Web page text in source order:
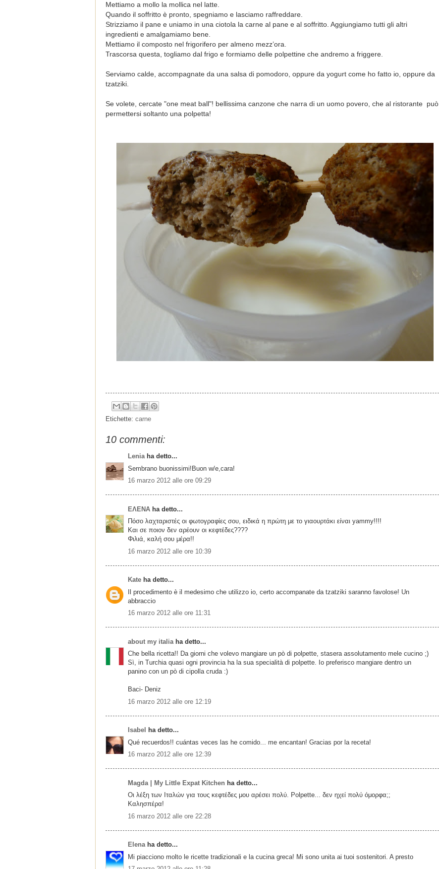
Mettiamo a mollo la mollica nel latte.
Quando il soffritto è pronto, spegniamo e lasciamo raffreddare.
Strizziamo il pane e uniamo in una ciotola la carne al pane e al soffritto. Aggiungiamo tutti gli altri
ingredienti e amalgamiamo bene.
Mettiamo il composto nel frigorifero per almeno mezz’ora.
Trascorsa questa, togliamo dal frigo e formiamo delle polpettine che andremo a friggere.
Serviamo calde, accompagnate da una salsa di pomodoro, oppure da yogurt come ho fatto io, oppure da
tzatziki.
Se volete, cercate "one meat ball "! bellissima canzone che narra di un uomo povero, che al ristorante può
permettersi soltanto una polpetta!
Etichette: carne
10 commenti:
Leniaha detto...
Sembrano buonissimi!Buon w/e,cara!
16 marzo 2012 alle ore 09:29
ΕΛΕΝΑ ha detto...
Πόσο λαχταριστές οι φωτογραφίες σου, ειδικά η πρώτη με το γιαουρτάκι είναι yammy!!!!
Και σε ποιον δεν αρέουν οι κεφτέδες????
Φιλιά, καλή σου μέρα!!
16 marzo 2012 alle ore 10:39
Kate ha detto...
Il procedimento è il medesimo che utilizzo io, certo accompanate da tzatziki saranno favolose! Un
abbraccio
16 marzo 2012 alle ore 11:31
about my italia ha detto...
Che bella ricetta!! Da giorni che volevo mangiare un pò di polpette, stasera assolutamento mele cucino ;)
Sì, in Turchia quasi ogni provincia ha la sua specialità di polpette. Io preferisco mangiare dentro un
panino con un pò di cipolla cruda :)
Baci- Deniz
16 marzo 2012 alle ore 12:19
Isabel
ha detto...
Qué recuerdos!! cuántas veces las he comido... me encantan! Gracias por la receta!
16 marzo 2012 alle ore 12:39
Magda | My Little Expat Kitchen ha detto...
Οι λέξη των Ιταλών για τους κεφτέδες μου αρέσει πολύ. Polpette... δεν ηχεί πολύ όμορφα;;
Καλησπέρα!
16 marzo 2012 alle ore 22:28
Elenaha detto...
Mi piacciono molto le ricette tradizionali e la cucina greca! Mi sono unita ai tuoi sostenitori. A presto